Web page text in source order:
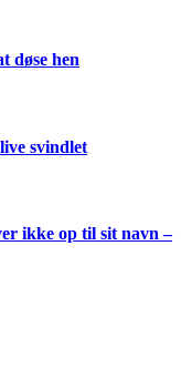
døse hen
svindlet
ikke op til sit navn –